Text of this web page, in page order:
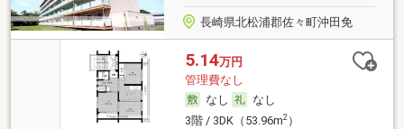
長崎県北松浦郡佐々町沖田免
5.14万円
管理費なし
なし
なし
3階 / 3DK（53.96m2）